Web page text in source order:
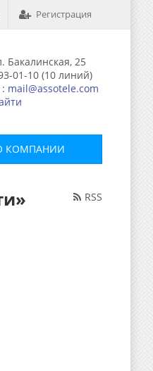
Регистрация
Бакалинская, 25
01-10 (10 линий)
mail@assotele.com
КОМПАНИИ
RSS